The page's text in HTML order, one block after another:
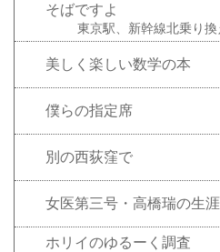
そばですよ
東京駅、新幹線北乗り
美しく楽しい数学の本
僕らの指定席
別の西荻窪で
女医第三号・高橋瑞の生
ホリイのゆるーく調査